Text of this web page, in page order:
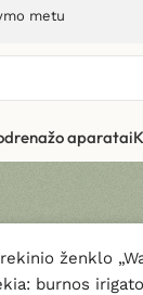
metu
aparatai
ženklo
burnos